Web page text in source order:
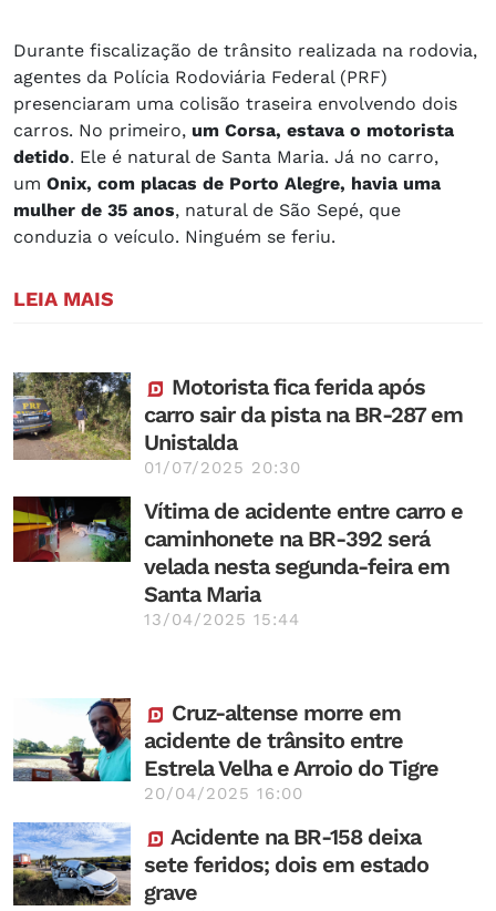
Durante fiscalização de trânsito realizada na rodovia,
agentes da Polícia Rodoviária Federal (PRF)
presenciaram uma colisão traseira envolvendo dois
carros. No primeiro, um Corsa, estava o motorista
detido. Ele é natural de Santa Maria. Já no carro,
um Onix, com placas de Porto Alegre, havia uma
mulher de 35 anos, natural de São Sepé, que
conduzia o veículo. Ninguém se feriu.
LEIA MAIS
Motorista fica ferida após
carro sair da pista na BR-287 em
Unistalda
01/07/2025 20:30
Vítima de acidente entre carro e
caminhonete na BR-392 será
velada nesta segunda-feira em
Santa Maria
13/04/2025 15:44
Cruz-altense morre em
acidente de trânsito entre
Estrela Velha e Arroio do Tigre
20/04/2025 16:00
Acidente na BR-158 deixa
sete feridos; dois em estado
grave